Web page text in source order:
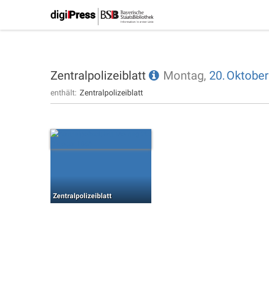
Zentralpolizeiblatt Montag, 20.Oktober
enthält: Zentralpolizeiblatt
Zentralpolizeiblatt